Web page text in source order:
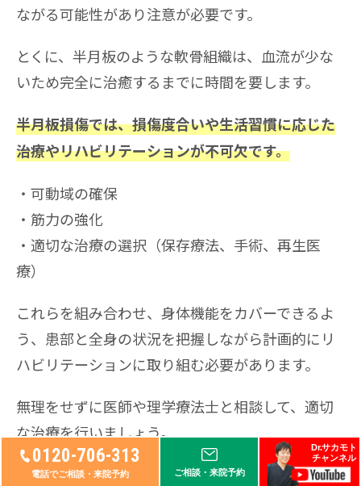
0120-706-313
電話でご相談・来院予約 ご相談・来院予約
Dr.サカモト
チャンネル
ながる可能性があり注意が必要です。
とくに、半月板のような軟骨組織は、血流が少な
いため完全に治癒するまでに時間を要します。
半月板損傷では、損傷度合いや生活習慣に応じた
治療やリハビリテーションが不可欠です。
可動域の確保
筋力の強化
適切な治療の選択（保存療法、手術、再生医
療）
これらを組み合わせ、身体機能をカバーできるよ
う、患部と全身の状況を把握しながら計画的にリ
ハビリテーションに取り組む必要があります。
無理をせずに医師や理学療法士と相談して、適切
な治療を行いましょう。
再生医療について詳しく知りたい方は、公式LINE